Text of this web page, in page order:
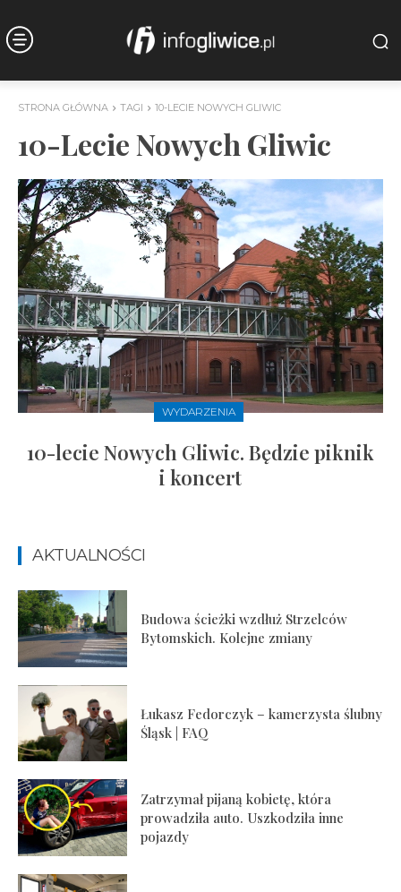
STRONA GŁÓWNA TAGI 10-LECIE NOWYCH GLIWIC
10-Lecie Nowych Gliwic
WYDARZENIA
10-lecie Nowych Gliwic. Będzie piknik
i koncert
AKTUALNOŚCI
Budowa ścieżki wzdłuż Strzelców
Bytomskich. Kolejne zmiany
Łukasz Fedorczyk – kamerzysta ślubny
Śląsk | FAQ
Zatrzymał pijaną kobietę, która
prowadziła auto. Uszkodziła inne
pojazdy